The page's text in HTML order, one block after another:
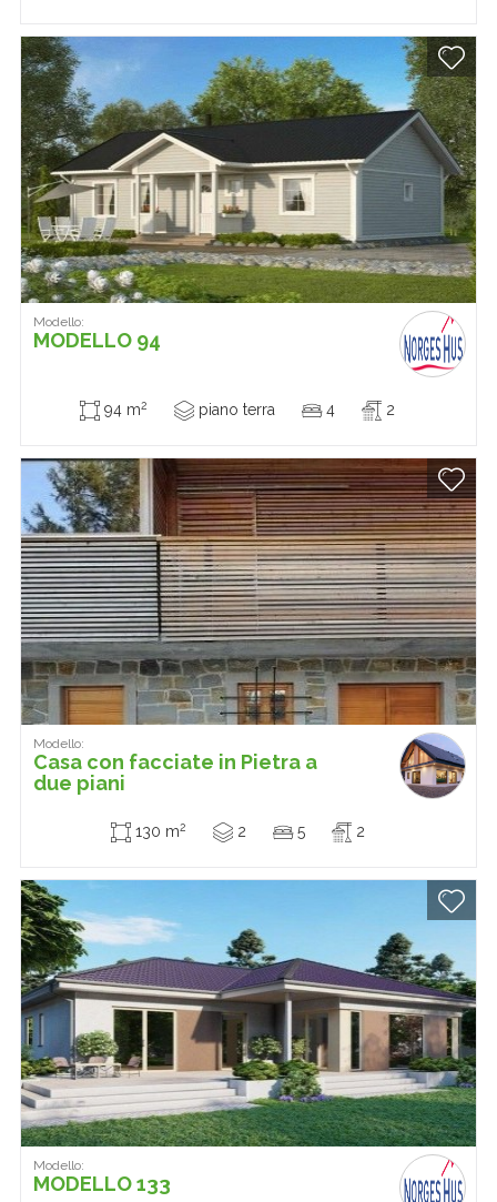
Modello:
MODELLO 94
94 m2 piano terra 4 2
Modello:
Casa con facciate in Pietra a
due piani
130 m2 2 5 2
Modello:
MODELLO 133